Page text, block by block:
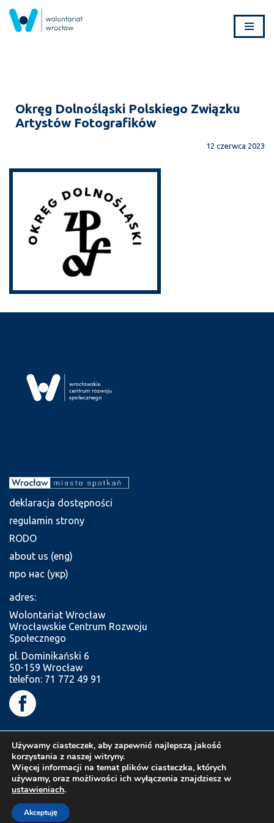
Przejdź
Okręg Dolnośląski Polskiego Związku
Artystów Fotografików
12 czerwca 2023
deklaracja dostępności
regulamin strony
RODO
about us (eng)
про нас (укр)
adres:
Wolontariat Wrocław
Wrocławskie Centrum Rozwoju
Społecznego
pl. Dominikański 6
50-159 Wrocław
telefon: 71 772 49 91
Używamy ciasteczek, aby zapewnić najlepszą jakość
korzystania z naszej witryny.
Więcej informacji na temat plików ciasteczka, których
używamy, oraz możliwości ich wyłączenia znajdziesz w
ustawieniach.
Akceptuję